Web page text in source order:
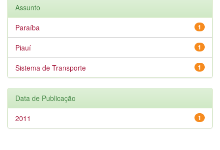
Assunto
1
Paraíba
1
Piauí
1
Sistema de Transporte
Data de Publicação
1
2011